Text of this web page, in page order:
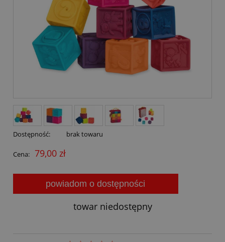
Dostępność: brak towaru
Cena: 79,00 zł
powiadom o dostępności
towar niedostępny